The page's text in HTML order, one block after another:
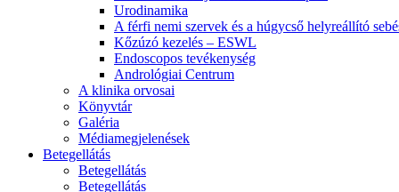
Urodinamika
A férfi nemi szervek és a húgycső helyreállító
Kőzúzó kezelés – ESWL
Endoscopos tevékenység
Andrológiai Centrum
A klinika orvosai
Könyvtár
Galéria
Médiamegjelenések
Betegellátás
Betegellátás
Betegellátás